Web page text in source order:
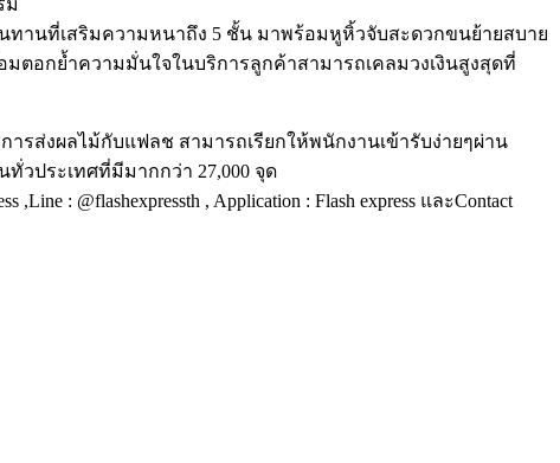
านที่เสริมความหนาถึง 5 ชั้น มาพร้อมหูหิ้วจับสะดวกขนย้ายสบาย
ตอกย้ำความมั่นใจในบริการลูกค้าสามารถเคลมวงเงินสูงสุดที่
รส่งผลไม้กับแฟลช สามารถเรียกให้พนักงานเข้ารับง่ายๆผ่าน
ทั่วประเทศที่มีมากกว่า 27,000 จุด
: @flashexpressth , Application : Flash express และContact